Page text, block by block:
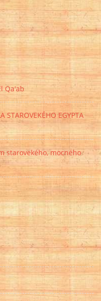
Qa'ab
STAROVEKÉHO EGYPTA
starovekého, mocného